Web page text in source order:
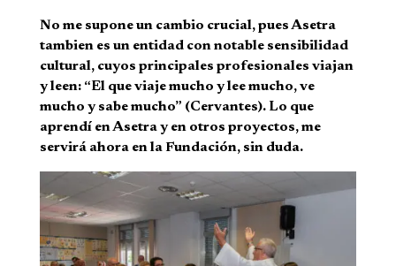
No me supone un cambio crucial, pues Asetra
tambien es un entidad con notable sensibilidad
cultural, cuyos principales profesionales viajan
y leen: “El que viaje mucho y lee mucho, ve
mucho y sabe mucho” (Cervantes). Lo que
aprendí en Asetra y en otros proyectos, me
servirá ahora en la Fundación, sin duda.